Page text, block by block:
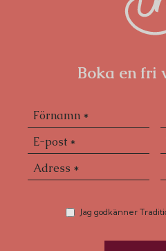
Boka en fri
Jag godkänner